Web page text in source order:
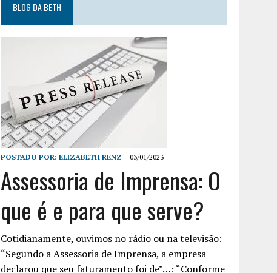
BLOG DA BETH
POSTADO POR:ELIZABETH RENZ 03/01/2023
Assessoria de Imprensa: O
que é e para que serve?
Cotidianamente, ouvimos no rádio ou na televisão:
“Segundo a Assessoria de Imprensa, a empresa
declarou que seu faturamento foi de”…; “Conforme